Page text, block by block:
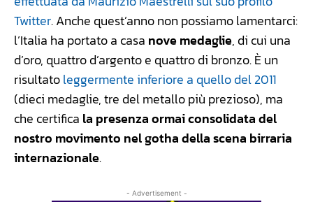
Twitter. Anche quest’anno non possiamo lamentarci:
l’Italia ha portato a casa nove medaglie, di cui una
d’oro, quattro d’argento e quattro di bronzo. È un
risultatoleggermente inferiore a quello del 2011
(dieci medaglie, tre del metallo più prezioso), ma
che certifica la presenza ormai consolidata del
nostro movimento nel gotha della scena birraria
internazionale.
- Advertisement -